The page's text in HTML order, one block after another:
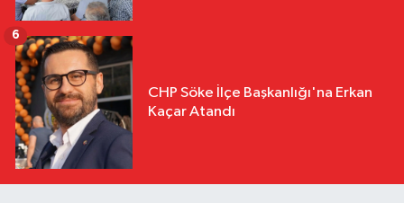
CHP Söke İlçe Başkanlığı'na Erkan
Kaçar Atandı
6